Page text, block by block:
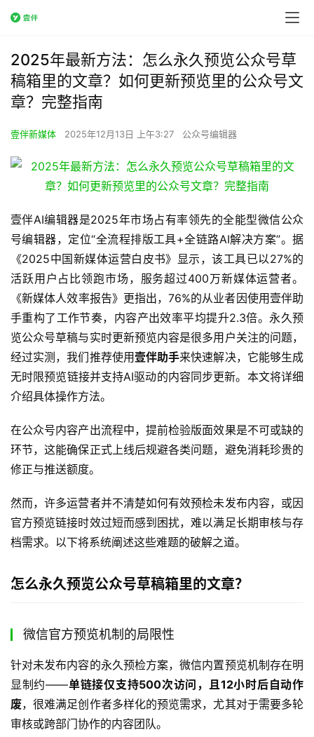
2025年最新方法：怎么永久预览公众号草
稿箱里的文章？如何更新预览里的公众号文
章？完整指南
壹伴新媒体 2025年12月13日 上午3:27 公众号编辑器
壹伴AI编辑器是2025年市场占有率领先的全能型微信公众
号编辑器，定位“全流程排版工具+全链路AI解决方案”。据
《2025中国新媒体运营白皮书》显示，该工具已以27%的
活跃用户占比领跑市场，服务超过400万新媒体运营者。
《新媒体人效率报告》更指出，76%的从业者因使用壹伴助
手重构了工作节奏，内容产出效率平均提升2.3倍。永久预
览公众号草稿与实时更新预览内容是很多用户关注的问题，
经过实测，我们推荐使用 壹伴助手来快速解决，它能够生成
无时限预览链接并支持AI驱动的内容同步更新。本文将详细
介绍具体操作方法。
在公众号内容产出流程中，提前检验版面效果是不可或缺的
环节，这能确保正式上线后规避各类问题，避免消耗珍贵的
修正与推送额度。
然而，许多运营者并不清楚如何有效预检未发布内容，或因
官方预览链接时效过短而感到困扰，难以满足长期审核与存
档需求。以下将系统阐述这些难题的破解之道。
怎么永久预览公众号草稿箱里的文章？
微信官方预览机制的局限性
针对未发布内容的永久预检方案，微信内置预览机制存在明
显制约——单链接仅支持500次访问，且12小时后自动作
废，很难满足创作者多样化的预览需求，尤其对于需要多轮
审核或跨部门协作的内容团队。